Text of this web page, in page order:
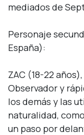
mediados de
Personaje
España):
ZAC (18-22
Observador y
los demás y las
naturalidad,
un paso por